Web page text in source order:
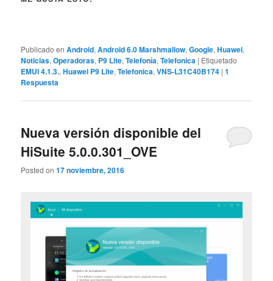
Publicado en Android,Android 6.0 Marshmallow,Google,Huawei,
Noticias,Operadoras, P9 Lite,Telefonía,Telefonica | Etiquetado
EMUI 4.1.3.,Huawei P9 Lite,Telefonica,VNS-L31C40B174 |1
Respuesta
Nueva versión disponible del
HiSuite 5.0.0.301_OVE
Posted on17 noviembre, 2016